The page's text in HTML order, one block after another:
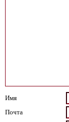
Имя
Почта